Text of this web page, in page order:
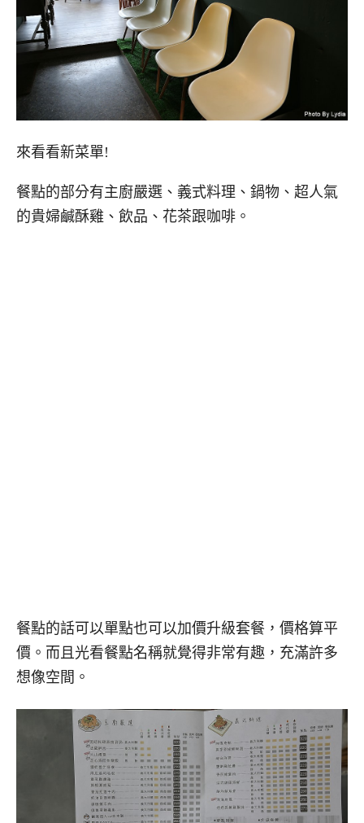
來看看新菜單!
餐點的部分有主廚嚴選、義式料理、鍋物、超人氣
的貴婦鹹酥雞、飲品、花茶跟咖啡。
餐點的話可以單點也可以加價升級套餐，價格算平
價。而且光看餐點名稱就覺得非常有趣，充滿許多
想像空間。